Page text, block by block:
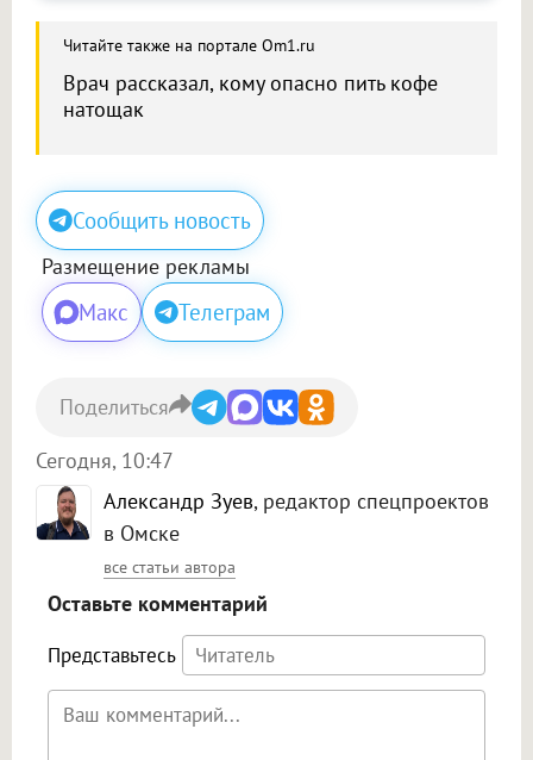
Читайте также на портале Om1.ru
Врач рассказал, кому опасно пить кофе
натощак
Сообщить новость
Размещение рекламы
Макс Телеграм
Александр Зуев, редактор спецпроектов
в Омске
все статьи автора
Сегодня, 10:47
Поделиться
Оставьте комментарий
Представьтесь